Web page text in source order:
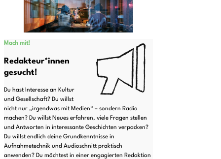
Mach mit!
Redakteur*innen
gesucht!
Du hast Interesse an Kultur
und Gesellschaft? Du willst
nicht nur „irgendwas mit Medien“ – sondern Radio
machen? Du willst Neues erfahren, viele Fragen stellen
und Antworten in interessante Geschichten verpacken?
Du willst endlich deine Grundkenntnisse in
Aufnahmetechnik und Audioschnitt praktisch
anwenden? Du möchtest in einer engagierten Redaktion